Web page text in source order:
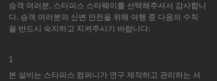
승객 여러분, 스타피스 스타웨이를 선택해주셔서 감사합니
다. 승객 여러분의 신변 안전을 위해 여행 중 다음의 수칙
을 반드시 숙지하고 지켜주시기 바랍니다:
1
본 설비는 스타피스 컴퍼니가 연구 제작하고 관리하는 셔